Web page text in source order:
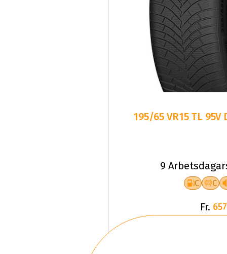
195/65 VR15 TL 95V
9
C C
Fr.